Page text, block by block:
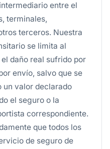
entre el
terminales,
terceros. Nuestra
se limita al
daño real sufrido por
envío, salvo que se
un valor declarado
el seguro o la
correspondiente.
que todos los
de seguro de